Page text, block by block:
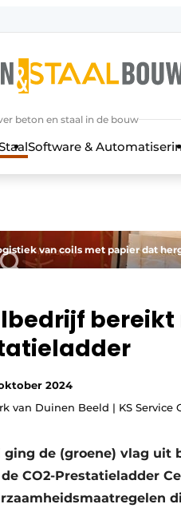
voorwaarden
& Staalbouw | Ontdek
aanmelden
gelezen
/ Cookie statement
beton en staal in de bouw
Software &
van coils met papier dat
2024
van Duinen Beeld | KS Service
ging de (groene) vlag uit
CO2-Prestatieladder